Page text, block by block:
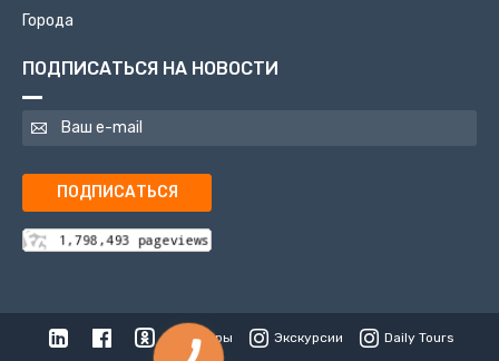
Города
ПОДПИСАТЬСЯ НА НОВОСТИ
ПОДПИСАТЬСЯ
Туры Экскурсии Daily Tours